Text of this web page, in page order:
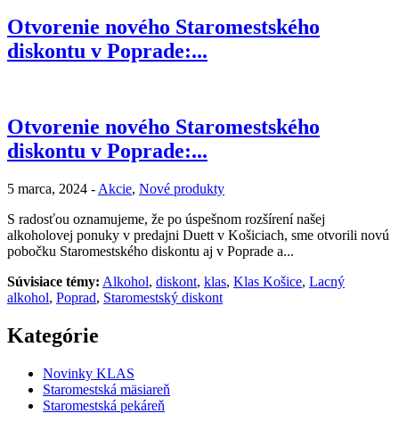
Otvorenie nového Staromestského
diskontu v Poprade:...
Otvorenie nového Staromestského
diskontu v Poprade:...
5 marca, 2024 - Akcie, Nové produkty
S radosťou oznamujeme, že po úspešnom rozšírení našej
alkoholovej ponuky v predajni Duett v Košiciach, sme otvorili novú
pobočku Staromestského diskontu aj v Poprade a...
Súvisiace témy: Alkohol, diskont, klas, Klas Košice, Lacný
alkohol, Poprad, Staromestský diskont
Kategórie
Novinky KLAS
Staromestská mäsiareň
Staromestská pekáreň